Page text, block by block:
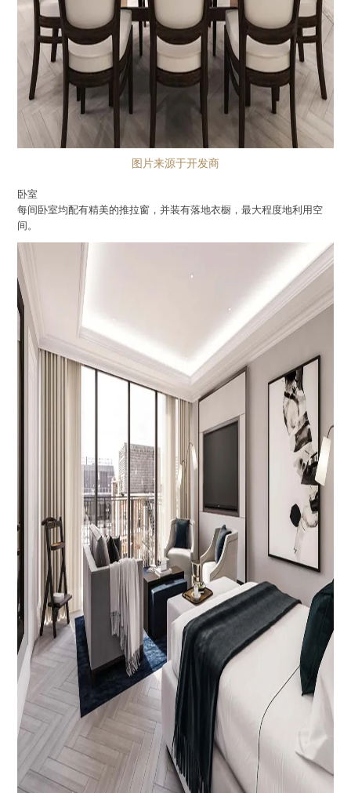
图片来源于开发商
卧室
每间卧室均配有精美的推拉窗，并装有落地衣橱，最大程度地利用空
间。